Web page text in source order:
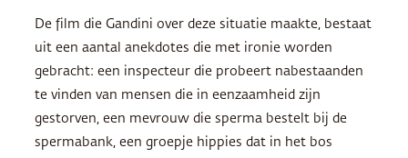
De film die Gandini over deze situatie maakte, bestaat
uit een aantal anekdotes die met ironie worden
gebracht: een inspecteur die probeert nabestaanden
te vinden van mensen die in eenzaamheid zijn
gestorven, een mevrouw die sperma bestelt bij de
spermabank, een groepje hippies dat in het bos